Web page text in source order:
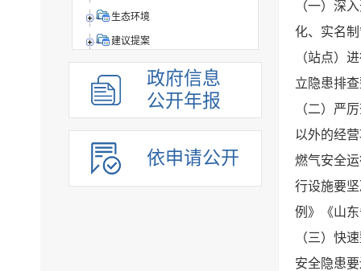
生态环境
建议提案
组织管理
应急管理
重点领域
法制政府建设工作年报
政府信息
公开年报
依申请公开
（一）深
化、实名
（站点）
立隐患排
（二）严
以外的经
燃气安全
行设施要
例》《山
（三）快
安全隐患